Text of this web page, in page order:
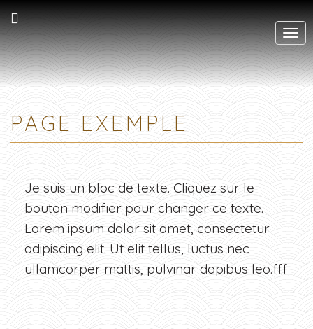
PAGE EXEMPLE
Je suis un bloc de texte. Cliquez sur le
bouton modifier pour changer ce texte.
Lorem ipsum dolor sit amet, consectetur
adipiscing elit. Ut elit tellus, luctus nec
ullamcorper mattis, pulvinar dapibus leo.fff